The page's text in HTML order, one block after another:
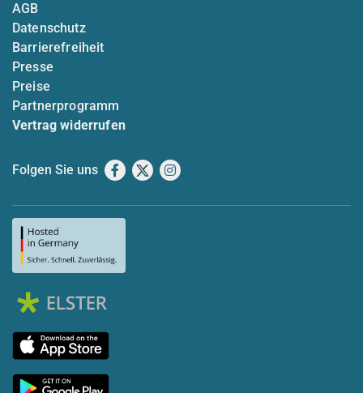
AGB
Datenschutz
Barrierefreiheit
Presse
Preise
Partnerprogramm
Vertrag widerrufen
Folgen Sie uns Facebook
X Instagram